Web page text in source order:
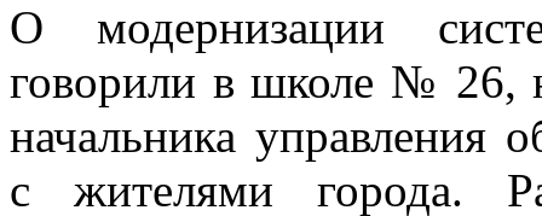
О модернизации
говорили в школе № 26,
начальника управления
с жителями города.